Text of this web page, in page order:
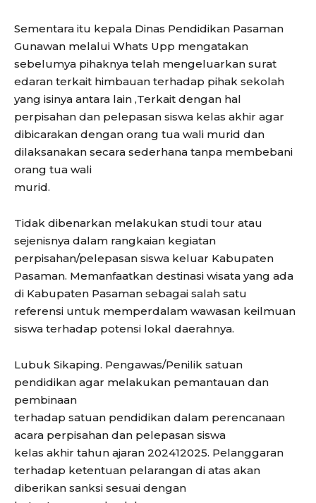
Sementara itu kepala Dinas Pendidikan Pasaman
Gunawan melalui Whats Upp mengatakan
sebelumya pihaknya telah mengeluarkan surat
edaran terkait himbauan terhadap pihak sekolah
yang isinya antara lain ,Terkait dengan hal
perpisahan dan pelepasan siswa kelas akhir agar
dibicarakan dengan orang tua wali murid dan
dilaksanakan secara sederhana tanpa membebani
orang tua wali
murid.
Tidak dibenarkan melakukan studi tour atau
sejenisnya dalam rangkaian kegiatan
perpisahan/pelepasan siswa keluar Kabupaten
Pasaman. Memanfaatkan destinasi wisata yang ada
di Kabupaten Pasaman sebagai salah satu
referensi untuk memperdalam wawasan keilmuan
siswa terhadap potensi lokal daerahnya.
Lubuk Sikaping. Pengawas/Penilik satuan
pendidikan agar melakukan pemantauan dan
pembinaan
terhadap satuan pendidikan dalam perencanaan
acara perpisahan dan pelepasan siswa
kelas akhir tahun ajaran 202412025. Pelanggaran
terhadap ketentuan pelarangan di atas akan
diberikan sanksi sesuai dengan